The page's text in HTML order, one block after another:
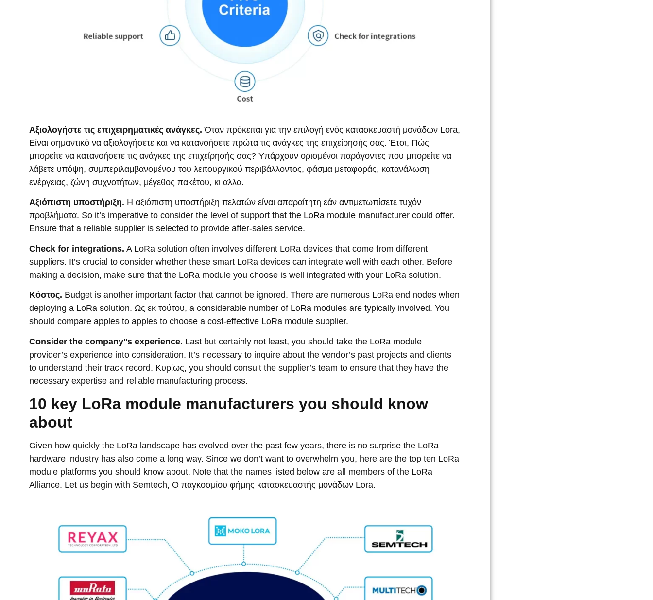
Αξιολογήστε τις επιχειρηματικές ανάγκες. Όταν πρόκειται για την επιλογή ενός κατασκευαστή μονάδων Lora,
Είναι σημαντικό να αξιολογήσετε και να κατανοήσετε πρώτα τις ανάγκες της επιχείρησής σας. Έτσι, Πώς
μπορείτε να κατανοήσετε τις ανάγκες της επιχείρησής σας? Υπάρχουν ορισμένοι παράγοντες που μπορείτε να
λάβετε υπόψη, συμπεριλαμβανομένου του λειτουργικού περιβάλλοντος, φάσμα μεταφοράς, κατανάλωση
ενέργειας, ζώνη συχνοτήτων, μέγεθος πακέτου, κι αλλα.
Αξιόπιστη υποστήριξη. Η αξιόπιστη υποστήριξη πελατών είναι απαραίτητη εάν αντιμετωπίσετε τυχόν
προβλήματα. So it’s imperative to consider the level of support that the LoRa module manufacturer could offer.
Ensure that a reliable supplier is selected to provide after-sales service.
Check for integrations. A LoRa solution often involves different LoRa devices that come from different
suppliers. It’s crucial to consider whether these smart LoRa devices can integrate well with each other. Before
making a decision, make sure that the LoRa module you choose is well integrated with your LoRa solution.
Κόστος. Budget is another important factor that cannot be ignored. There are numerous LoRa end nodes when
deploying a LoRa solution. Ως εκ τούτου, a considerable number of LoRa modules are typically involved. You
should compare apples to apples to choose a cost-effective LoRa module supplier.
Consider the company''s experience. Last but certainly not least, you should take the LoRa module
provider’s experience into consideration. It’s necessary to inquire about the vendor’s past projects and clients
to understand their track record. Κυρίως, you should consult the supplier’s team to ensure that they have the
necessary expertise and reliable manufacturing process.
10 key LoRa module manufacturers you should know
about
Given how quickly the LoRa landscape has evolved over the past few years, there is no surprise the LoRa
hardware industry has also come a long way. Since we don’t want to overwhelm you, here are the top ten LoRa
module platforms you should know about. Note that the names listed below are all members of the LoRa
Alliance. Let us begin with Semtech, Ο παγκοσμίου φήμης κατασκευαστής μονάδων Lora.